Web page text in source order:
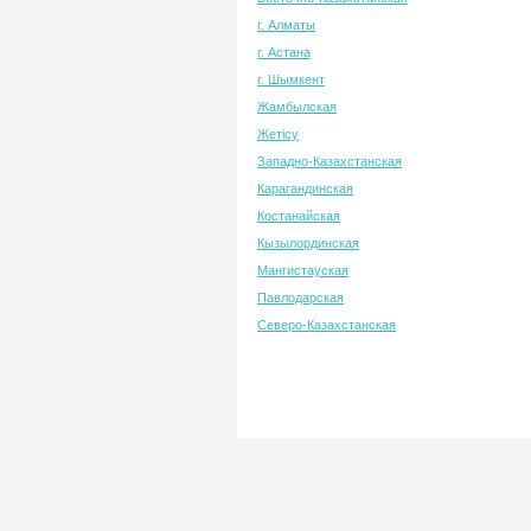
г. Алматы
г. Астана
г. Шымкент
Жамбылская
Жетісу
Западно-Казахстанская
Карагандинская
Костанайская
Кызылординская
Мангистауская
Павлодарская
Северо-Казахстанская